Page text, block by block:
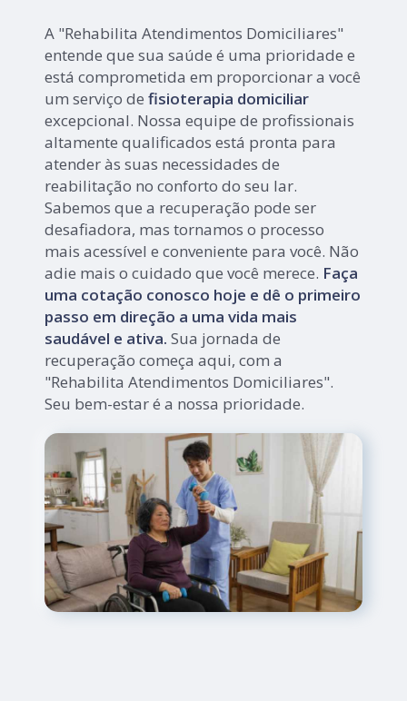
A "Rehabilita Atendimentos Domiciliares"
entende que sua saúde é uma prioridade e
está comprometida em proporcionar a você
um serviço defisioterapia domiciliar
excepcional. Nossa equipe de profissionais
altamente qualificados está pronta para
atender às suas necessidades de
reabilitação no conforto do seu lar.
Sabemos que a recuperação pode ser
desafiadora, mas tornamos o processo
mais acessível e conveniente para você. Não
adie mais o cuidado que você merece. Faça
uma cotação conosco hoje e dê o primeiro
passo em direção a uma vida mais
saudável e ativa. Sua jornada de
recuperação começa aqui, com a
"Rehabilita Atendimentos Domiciliares".
Seu bem-estar é a nossa prioridade.